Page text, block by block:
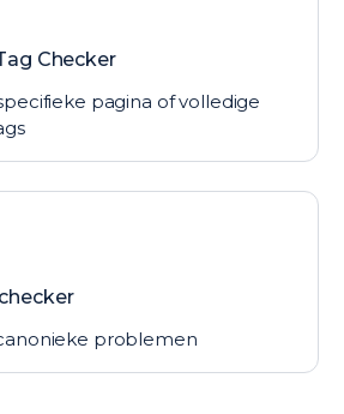
Checker
pagina of volledige
problemen